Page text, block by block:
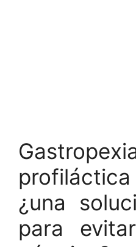
¿una
para